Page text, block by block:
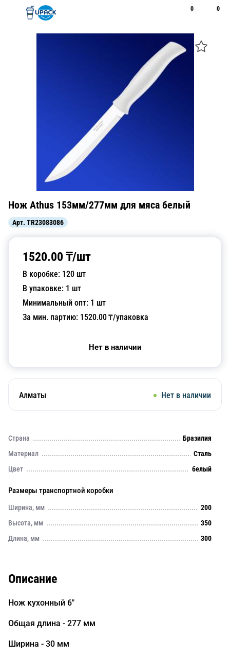
0 0
Нож Athus 153мм/277мм для мяса белый
Арт. TR23083086
1520.00 ₸/шт
В коробке: 120 шт
В упаковке: 1 шт
Минимальный опт: 1 шт
За мин. партию: 1520.00₸/упаковка
Нет в наличии
Алматы Нет в наличии
Страна
Бразилия
Материал
Сталь
Цвет
белый
Размеры транспортной коробки
Ширина, мм
200
Высота, мм
350
Длина, мм
300
Описание
Нож кухонный 6"
Общая длина - 277 мм
Ширина - 30 мм